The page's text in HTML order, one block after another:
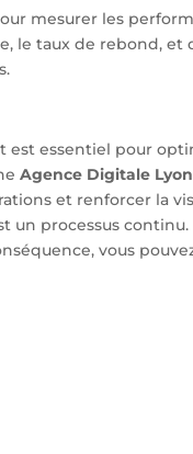
mesurer les
le taux de rebond,
essentiel pour
Agence Digitale
et renforcer la
un processus
vous